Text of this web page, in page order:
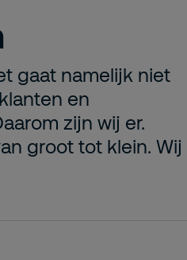
gaat namelijk niet
en
zijn wij er.
groot tot klein. Wij